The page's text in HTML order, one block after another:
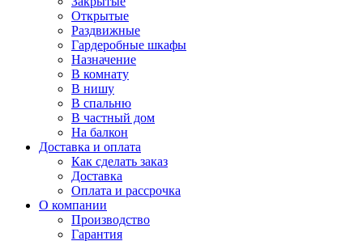
Открытые
Раздвижные
Гардеробные шкафы
Назначение
В комнату
В нишу
В спальню
В частный дом
На балкон
Доставка и оплата
Как сделать заказ
Доставка
Оплата и рассрочка
О компании
Производство
Гарантия